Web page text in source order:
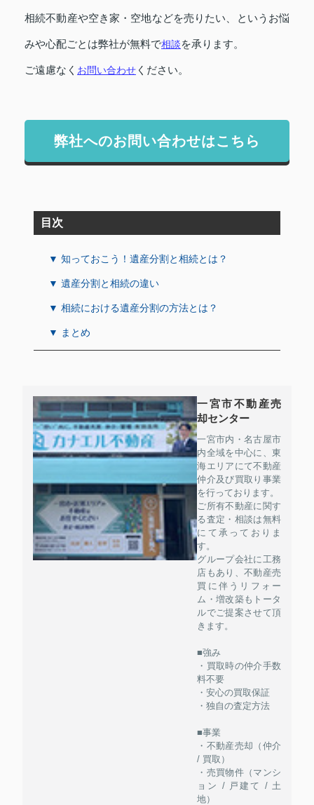
相続不動産や空き家・空地などを売りたい、というお悩
みや心配ごとは弊社が無料で相談を承ります。
ご遠慮なく お問い合わせ ください。
弊社へのお問い合わせはこちら
目次
▼ 知っておこう！遺産分割と相続とは？
▼ 遺産分割と相続の違い
▼ 相続における遺産分割の方法とは？
▼ まとめ
一宮市不動産売
却センター
一宮市内・名古屋市
内全域を中心に、東
海エリアにて不動産
仲介及び買取り事業
を行っております。
ご所有不動産に関す
る査定・相談は無料
にて承っておりま
す。
グループ会社に工務
店もあり、不動産売
買に伴うリフォー
ム・増改築もトータ
ルでご提案させて頂
きます。
■強み
・買取時の仲介手数
料不要
・安心の買取保証
・独自の査定方法
■事業
・不動産売却（仲介
/ 買取）
・売買物件（マンシ
ョン / 戸建て / 土
地）